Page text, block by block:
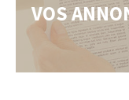
VOS